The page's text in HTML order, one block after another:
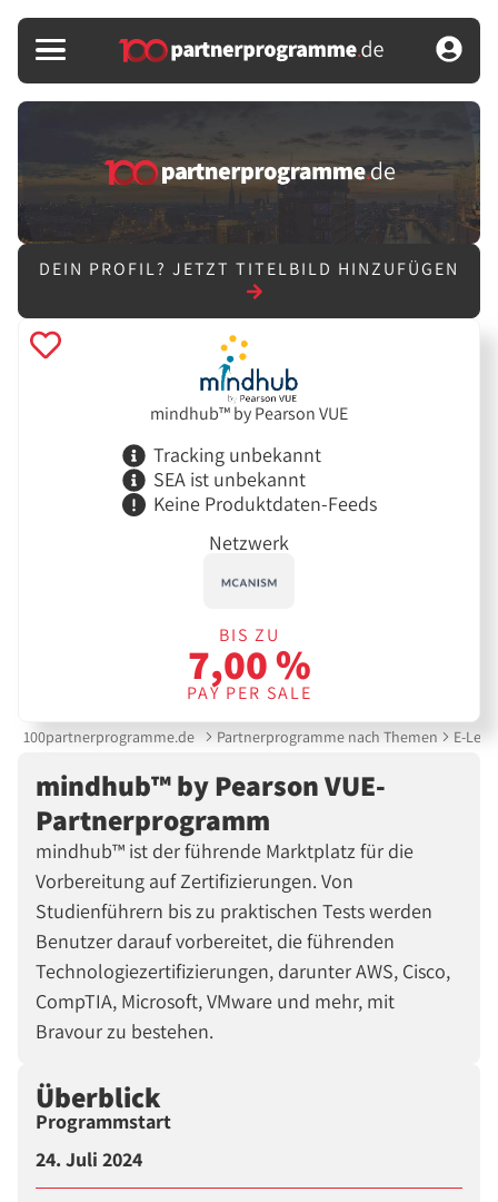
DEIN PROFIL? JETZT TITELBILD HINZUFÜGEN
mindhub™ by Pearson VUE
Tracking unbekannt
SEA ist unbekannt
Keine Produktdaten-Feeds
Netzwerk
BIS ZU
7,00 %
PAY PER SALE
100partnerprogramme.de Partnerprogramme nach Themen E-
mindhub™ by Pearson VUE-
Partnerprogramm
mindhub™ ist der führende Marktplatz für die
Vorbereitung auf Zertifizierungen. Von
Studienführern bis zu praktischen Tests werden
Benutzer darauf vorbereitet, die führenden
Technologiezertifizierungen, darunter AWS, Cisco,
CompTIA, Microsoft, VMware und mehr, mit
Bravour zu bestehen.
Überblick
Programmstart
24. Juli 2024